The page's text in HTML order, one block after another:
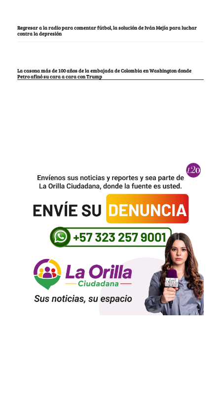
Regresar a la radio para comentar fútbol, la solución de Iván Mejía para luchar
contra la depresión
La casona más de 100 años de la embajada de Colombia en Washington donde
Petro afinó su cara a cara con Trump